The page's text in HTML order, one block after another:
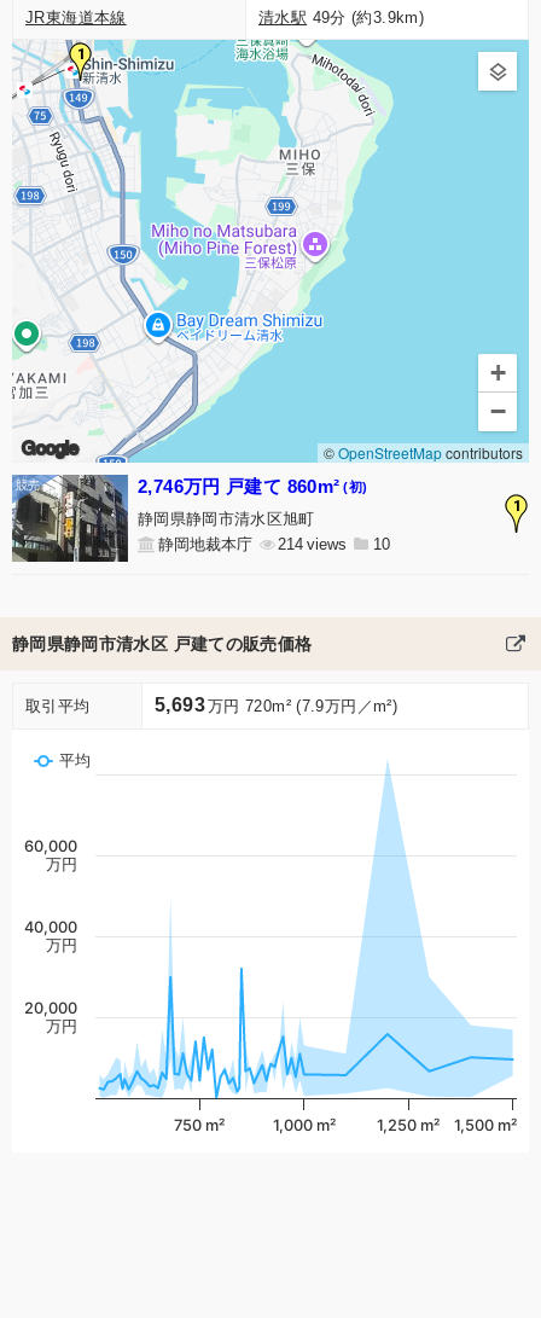
JR東海道本線 清水駅 49分 (約3.9km)
1
Google
+
−
©OpenStreetMapcontributors
1
2,746万円 戸建て 860m² (初)
静岡県静岡市清水区旭町
静岡地裁本庁
214 10
静岡県静岡市清水区 戸建ての販売価格
取引平均 5,693万円 720m² (7.9万円／m²)
平均
750 m² 1,000 m² 1,250 m² 1,500 m²
20,000
万円
40,000
万円
60,000
万円